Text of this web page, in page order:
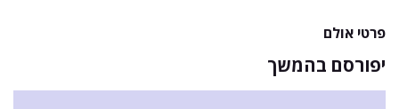
פרטי אולם
יפורסם בהמשך